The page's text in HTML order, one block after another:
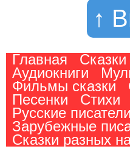
↑
Главная
Аудиокниги
Фильмы сказки
Песенки
Стихи
Русские писатели
Зарубежные
Сказки разных